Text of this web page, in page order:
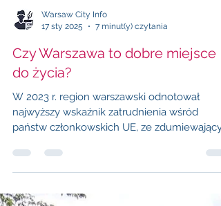
17 sty 2025
Czy Warszawa to dobre miejsce
do życia?